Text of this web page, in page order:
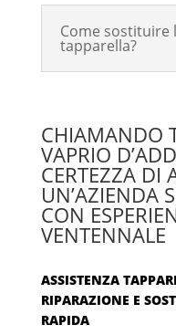
Come sostituire
tapparella?
CHIAMANDO
VAPRIO
CERTEZZA DI
UN’AZIENDA
CON
VENTENNALE
ASSISTENZA
RIPARAZIONE E
RAPIDA